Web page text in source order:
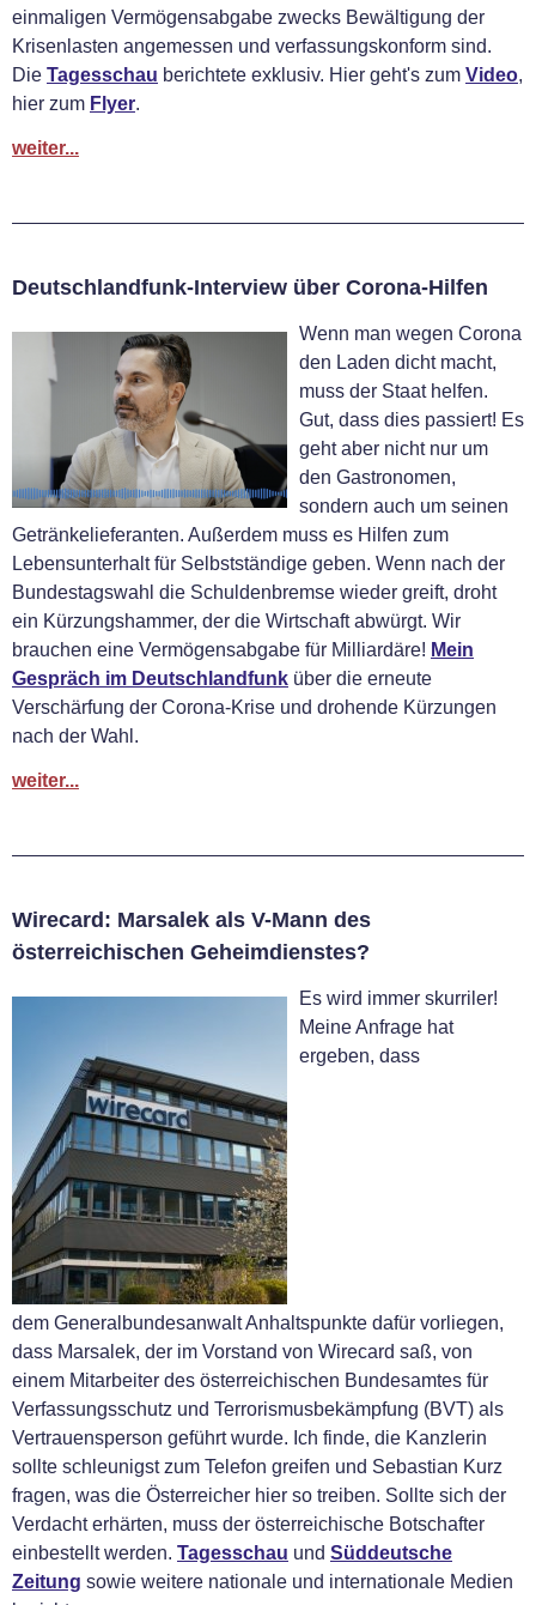
einmaligen Vermögensabgabe zwecks Bewältigung der
Krisenlasten angemessen und verfassungskonform sind.
Die Tagesschau berichtete exklusiv. Hier geht's zum Video,
hier zum Flyer.
weiter...
Deutschlandfunk-Interview über Corona-Hilfen
Wenn man wegen Corona
den Laden dicht macht,
muss der Staat helfen.
Gut, dass dies passiert! Es
geht aber nicht nur um
den Gastronomen,
sondern auch um seinen
Getränkelieferanten. Außerdem muss es Hilfen zum
Lebensunterhalt für Selbstständige geben. Wenn nach der
Bundestagswahl die Schuldenbremse wieder greift, droht
ein Kürzungshammer, der die Wirtschaft abwürgt. Wir
brauchen eine Vermögensabgabe für Milliardäre! Mein
Gespräch im Deutschlandfunk über die erneute
Verschärfung der Corona-Krise und drohende Kürzungen
nach der Wahl.
weiter...
Wirecard: Marsalek als V-Mann des
österreichischen Geheimdienstes?
Es wird immer skurriler!
Meine Anfrage hat
ergeben, dass
dem Generalbundesanwalt Anhaltspunkte dafür vorliegen,
dass Marsalek, der im Vorstand von Wirecard saß, von
einem Mitarbeiter des österreichischen Bundesamtes für
Verfassungsschutz und Terrorismusbekämpfung (BVT) als
Vertrauensperson geführt wurde. Ich finde, die Kanzlerin
sollte schleunigst zum Telefon greifen und Sebastian Kurz
fragen, was die Österreicher hier so treiben. Sollte sich der
Verdacht erhärten, muss der österreichische Botschafter
einbestellt werden. Tagesschau und Süddeutsche
Zeitung sowie weitere nationale und internationale Medien